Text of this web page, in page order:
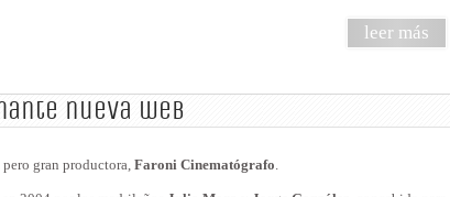
leer más
nueva web
gran productora, Faroni Cinematógrafo.